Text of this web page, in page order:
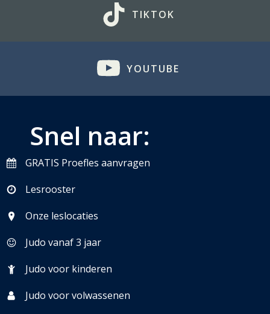
TIKTOK
YOUTUBE
Snel naar:
GRATIS Proefles aanvragen
Lesrooster
Onze leslocaties
Judo vanaf 3 jaar
Judo voor kinderen
Judo voor volwassenen